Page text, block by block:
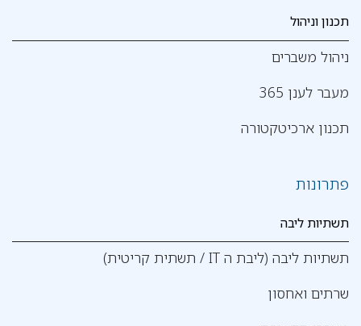
תכנון וניהול
ניהול משברים
מעבר לענן 365
תכנון ארכיטקטורה
פתרונות
תשתיות ליבה
תשתיות ליבה (ליבת ה IT / תשתית קריטית)
שרתים ואחסון